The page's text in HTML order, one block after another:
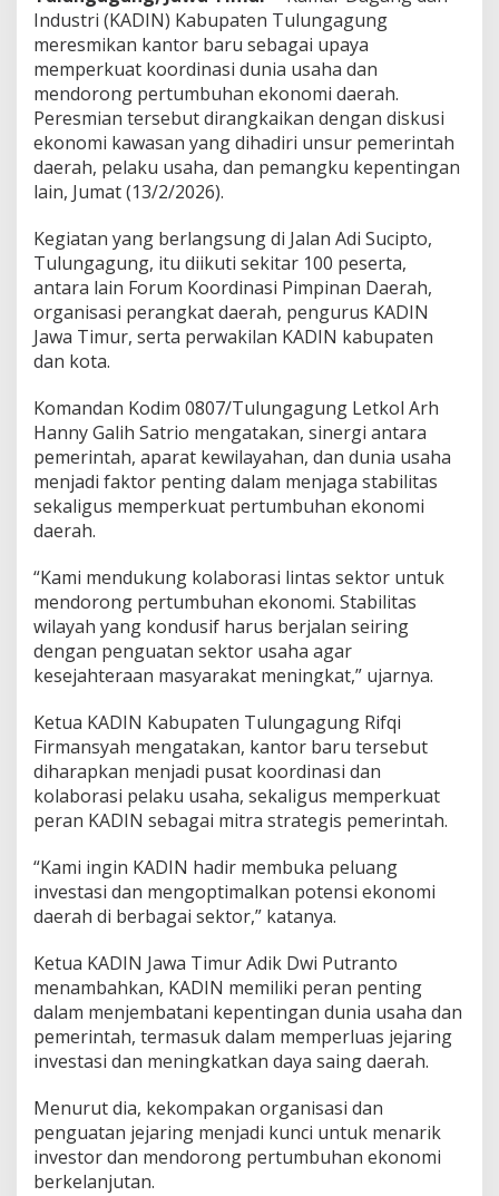
i
D
u
n
i
a
U
s
a
h
d
a
n
P
e
m
e
n
t
a
D
r
k
u
a
t
Industri (KADIN) Kabupaten Tulungagung
meresmikan kantor baru sebagai upaya
memperkuat koordinasi dunia usaha dan
mendorong pertumbuhan ekonomi daerah.
Peresmian tersebut dirangkaikan dengan diskusi
ekonomi kawasan yang dihadiri unsur pemerintah
daerah, pelaku usaha, dan pemangku kepentingan
lain, Jumat (13/2/2026).
Kegiatan yang berlangsung di Jalan Adi Sucipto,
Tulungagung, itu diikuti sekitar 100 peserta,
antara lain Forum Koordinasi Pimpinan Daerah,
organisasi perangkat daerah, pengurus KADIN
Jawa Timur, serta perwakilan KADIN kabupaten
dan kota.
Komandan Kodim 0807/Tulungagung Letkol Arh
Hanny Galih Satrio mengatakan, sinergi antara
pemerintah, aparat kewilayahan, dan dunia usaha
menjadi faktor penting dalam menjaga stabilitas
sekaligus memperkuat pertumbuhan ekonomi
daerah.
“Kami mendukung kolaborasi lintas sektor untuk
mendorong pertumbuhan ekonomi. Stabilitas
wilayah yang kondusif harus berjalan seiring
dengan penguatan sektor usaha agar
kesejahteraan masyarakat meningkat,” ujarnya.
Ketua KADIN Kabupaten Tulungagung Rifqi
Firmansyah mengatakan, kantor baru tersebut
diharapkan menjadi pusat koordinasi dan
kolaborasi pelaku usaha, sekaligus memperkuat
peran KADIN sebagai mitra strategis pemerintah.
“Kami ingin KADIN hadir membuka peluang
investasi dan mengoptimalkan potensi ekonomi
daerah di berbagai sektor,” katanya.
Ketua KADIN Jawa Timur Adik Dwi Putranto
menambahkan, KADIN memiliki peran penting
dalam menjembatani kepentingan dunia usaha dan
pemerintah, termasuk dalam memperluas jejaring
investasi dan meningkatkan daya saing daerah.
Menurut dia, kekompakan organisasi dan
penguatan jejaring menjadi kunci untuk menarik
investor dan mendorong pertumbuhan ekonomi
berkelanjutan.